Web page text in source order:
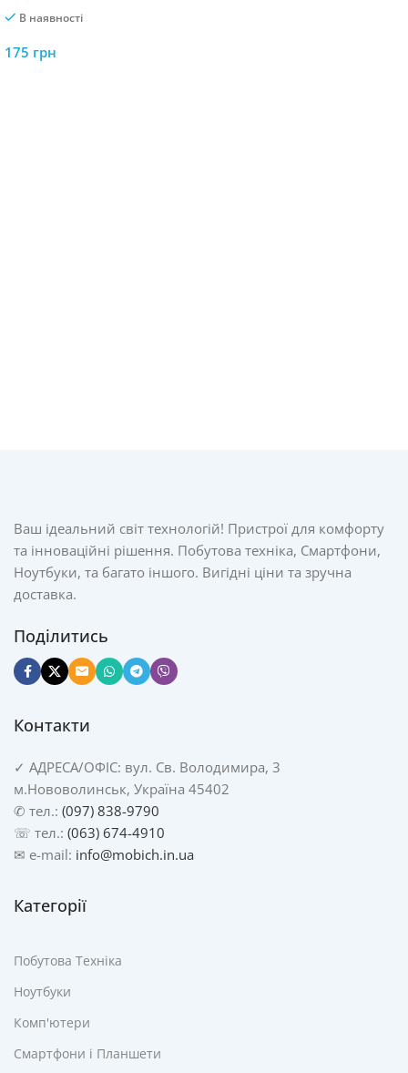
В наявності
175 грн
Ваш ідеальний світ технологій! Пристрої для комфорту
та інноваційні рішення. Побутова техніка, Смартфони,
Ноутбуки, та багато іншого. Вигідні ціни та зручна
доставка.
Поділитись
Контакти
✓ АДРЕСА/ОФІС: вул. Св. Володимира, 3
м.Нововолинськ, Україна 45402
✆ тел.: (097) 838-9790
☏ тел.: (063) 674-4910
✉ e-mail: info@mobich.in.ua
Категорії
Побутова Техніка
Ноутбуки
Комп'ютери
Смартфони і Планшети